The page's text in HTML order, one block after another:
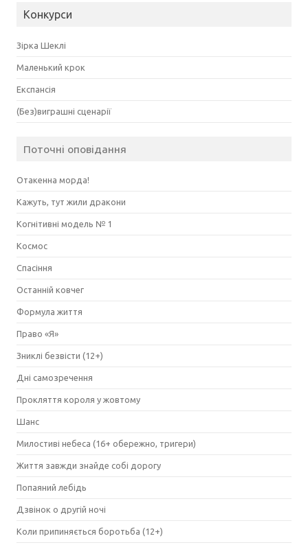
Конкурси
Зірка Шеклі
Маленький крок
Експансія
(Без)виграшні сценарії
Поточні оповідання
Отакенна морда!
Кажуть, тут жили дракони
Когнітивні модель № 1
Космос
Спасіння
Останній ковчег
Формула життя
Право «Я»
Зниклі безвісти (12+)
Дні самозречення
Прокляття короля у жовтому
Шанс
Милостиві небеса (16+ обережно, тригери)
Життя завжди знайде собі дорогу
Попаяний лебідь
Дзвінок о другій ночі
Коли припиняється боротьба (12+)